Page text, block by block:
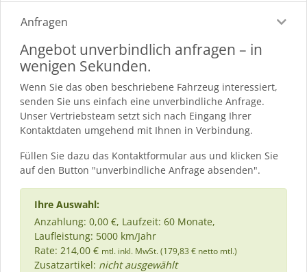
Anfragen
Angebot unverbindlich anfragen – in
wenigen Sekunden.
Wenn Sie das oben beschriebene Fahrzeug interessiert,
senden Sie uns einfach eine unverbindliche Anfrage.
Unser Vertriebsteam setzt sich nach Eingang Ihrer
Kontaktdaten umgehend mit Ihnen in Verbindung.
Füllen Sie dazu das Kontaktformular aus und klicken Sie
auf den Button "unverbindliche Anfrage absenden".
Ihre Auswahl:
Anzahlung: 0,00 €, Laufzeit: 60 Monate,
Laufleistung: 5000 km/Jahr
Rate: 214,00 € mtl. inkl. MwSt. (179,83 € netto mtl.)
Zusatzartikel: nicht ausgewählt